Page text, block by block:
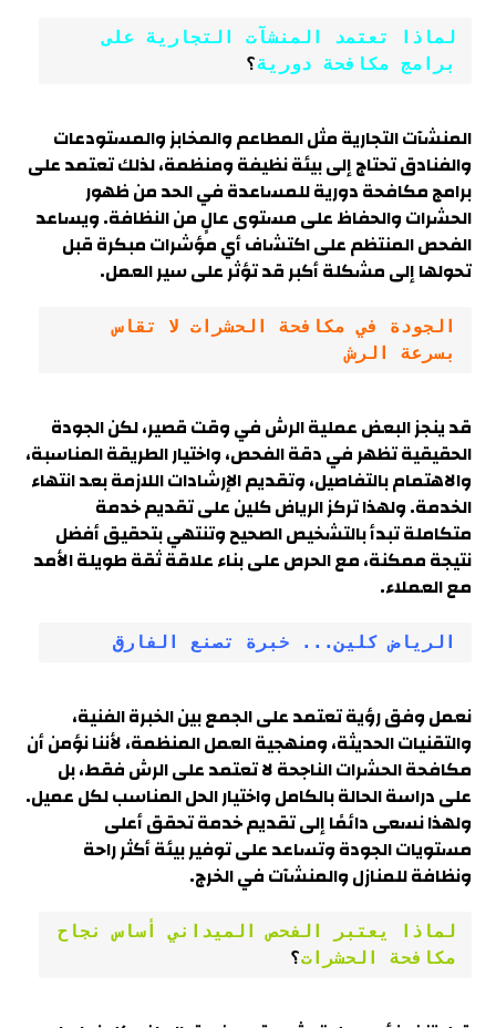
لماذا تعتمد المنشآت التجارية على
برامج مكافحة دورية؟
المنشآت التجارية مثل المطاعم والمخابز والمستودعات
والفنادق تحتاج إلى بيئة نظيفة ومنظمة، لذلك تعتمد على
برامج مكافحة دورية للمساعدة في الحد من ظهور
الحشرات والحفاظ على مستوى عالٍ من النظافة. ويساعد
الفحص المنتظم على اكتشاف أي مؤشرات مبكرة قبل
تحولها إلى مشكلة أكبر قد تؤثر على سير العمل.
الجودة في مكافحة الحشرات لا تقاس
بسرعة الرش
قد ينجز البعض عملية الرش في وقت قصير، لكن الجودة
الحقيقية تظهر في دقة الفحص، واختيار الطريقة المناسبة،
والاهتمام بالتفاصيل، وتقديم الإرشادات اللازمة بعد انتهاء
الخدمة. ولهذا تركز الرياض كلين على تقديم خدمة
متكاملة تبدأ بالتشخيص الصحيح وتنتهي بتحقيق أفضل
نتيجة ممكنة، مع الحرص على بناء علاقة ثقة طويلة الأمد
مع العملاء.
الرياض كلين... خبرة تصنع الفارق
نعمل وفق رؤية تعتمد على الجمع بين الخبرة الفنية،
والتقنيات الحديثة، ومنهجية العمل المنظمة، لأننا نؤمن أن
مكافحة الحشرات الناجحة لا تعتمد على الرش فقط، بل
على دراسة الحالة بالكامل واختيار الحل المناسب لكل عميل.
ولهذا نسعى دائمًا إلى تقديم خدمة تحقق أعلى
مستويات الجودة وتساعد على توفير بيئة أكثر راحة
ونظافة للمنازل والمنشآت في الخرج.
مكافحة الحشرات؟